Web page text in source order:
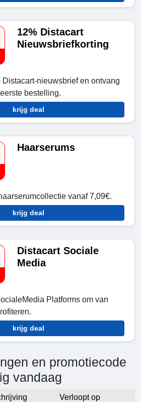
12% Distacart
Nieuwsbriefkorting
Distacart-nieuwsbrief en ontvang
bestelling.
krijg deal
Haarserums
vanaf 7,09€.
krijg deal
Distacart Sociale
Media
Platforms om van
krijg deal
en promotiecode
vandaag
Verloopt op